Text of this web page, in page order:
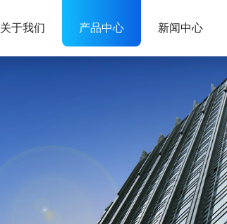
关于我们 产品中心 新闻中心